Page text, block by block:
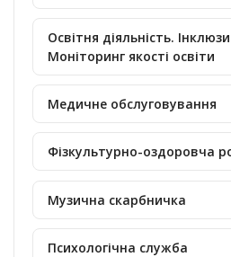
Освітня діяльність.
Моніторинг якості освіти
Медичне обслуговування
Фізкультурно-оздоровча
Музична скарбничка
Психологічна служба